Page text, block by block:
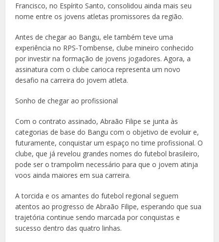
Francisco, no Espírito Santo, consolidou ainda mais seu
nome entre os jovens atletas promissores da região.
Antes de chegar ao Bangu, ele também teve uma
experiência no RPS-Tombense, clube mineiro conhecido
por investir na formação de jovens jogadores. Agora, a
assinatura com o clube carioca representa um novo
desafio na carreira do jovem atleta.
Sonho de chegar ao profissional
Com o contrato assinado, Abraão Filipe se junta às
categorias de base do Bangu com o objetivo de evoluir e,
futuramente, conquistar um espaço no time profissional. O
clube, que já revelou grandes nomes do futebol brasileiro,
pode ser o trampolim necessário para que o jovem atinja
voos ainda maiores em sua carreira.
A torcida e os amantes do futebol regional seguem
atentos ao progresso de Abraão Filipe, esperando que sua
trajetória continue sendo marcada por conquistas e
sucesso dentro das quatro linhas.